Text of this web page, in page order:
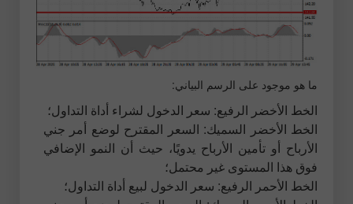
ما هو موجود على الرسم البياني:
الخط الأخضر الرفيع: سعر الدخول لشراء أداة التداول؛
الخط الأخضر السميك: السعر المقترح لوضع أمر جني
الأرباح أو تأمين الأرباح يدويًا، حيث أن النمو الإضافي
فوق هذا المستوى غير محتمل؛
الخط الأحمر الرفيع: سعر الدخول لبيع أداة التداول؛